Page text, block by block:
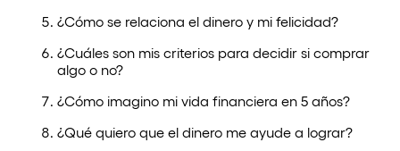
¿Cómo se relaciona el dinero y mi felicidad?
¿Cuáles son mis criterios para decidir si comprar
algo o no?
¿Cómo imagino mi vida financiera en 5 años?
¿Qué quiero que el dinero me ayude a lograr?